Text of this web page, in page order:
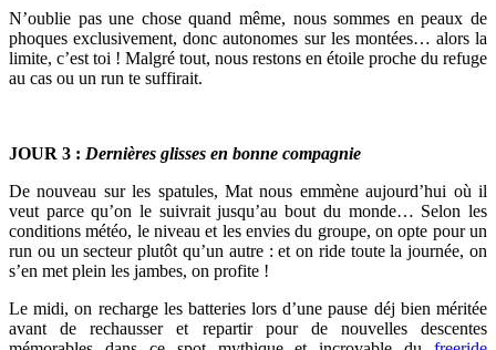
N’oublie pas une chose quand même, nous sommes en peaux de
phoques exclusivement, donc autonomes sur les montées… alors la
limite, c’est toi ! Malgré tout, nous restons en étoile proche du refuge
au cas ou un run te suffirait.
JOUR 3 : Dernières glisses en bonne compagnie
De nouveau sur les spatules, Mat nous emmène aujourd’hui où il
veut parce qu’on le suivrait jusqu’au bout du monde… Selon les
conditions météo, le niveau et les envies du groupe, on opte pour un
run ou un secteur plutôt qu’un autre : et on ride toute la journée, on
s’en met plein les jambes, on profite !
Le midi, on recharge les batteries lors d’une pause déj bien méritée
avant de rechausser et repartir pour de nouvelles descentes